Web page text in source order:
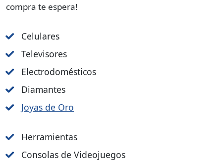
compra te espera!
Celulares
Televisores
Electrodomésticos
Diamantes
Joyas de Oro
Herramientas
Consolas de Videojuegos